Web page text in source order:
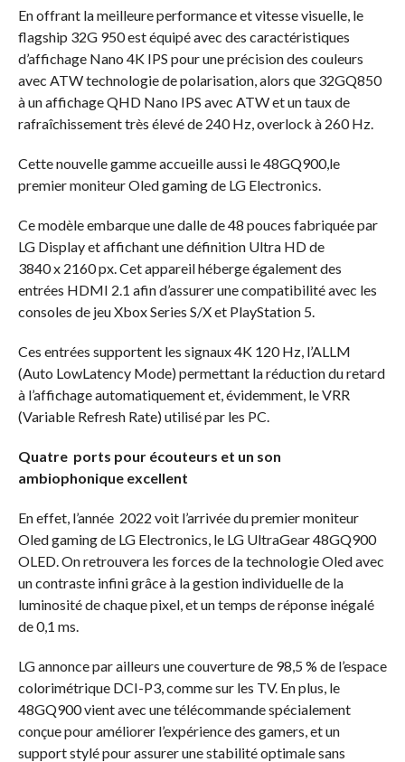
En offrant la meilleure performance et vitesse visuelle, le
flagship 32G 950 est équipé avec des caractéristiques
d’affichage Nano 4K IPS pour une précision des couleurs
avec ATW technologie de polarisation, alors que 32GQ850
à un affichage QHD Nano IPS avec ATW et un taux de
rafraîchissement très élevé de 240 Hz, overlock à 260 Hz.
Cette nouvelle gamme accueille aussi le 48GQ900,le
premier moniteur Oled gaming de LG Electronics.
Ce modèle embarque une dalle de 48 pouces fabriquée par
LG Display et affichant une définition Ultra HD de
3840 x 2160 px. Cet appareil héberge également des
entrées HDMI 2.1 afin d’assurer une compatibilité avec les
consoles de jeu Xbox Series S/X et PlayStation 5.
Ces entrées supportent les signaux 4K 120 Hz, l’ALLM
(Auto LowLatency Mode) permettant la réduction du retard
à l’affichage automatiquement et, évidemment, le VRR
(Variable Refresh Rate) utilisé par les PC.
Quatre ports pour écouteurs et un son
ambiophonique excellent
En effet, l’année 2022 voit l’arrivée du premier moniteur
Oled gaming de LG Electronics, le LG UltraGear 48GQ900
OLED. On retrouvera les forces de la technologie Oled avec
un contraste infini grâce à la gestion individuelle de la
luminosité de chaque pixel, et un temps de réponse inégalé
de 0,1 ms.
LG annonce par ailleurs une couverture de 98,5 % de l’espace
colorimétrique DCI-P3, comme sur les TV. En plus, le
48GQ900 vient avec une télécommande spécialement
conçue pour améliorer l’expérience des gamers, et un
support stylé pour assurer une stabilité optimale sans